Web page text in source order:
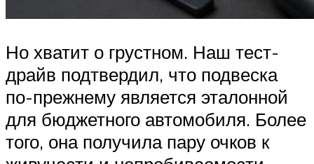
Но хватит о грустном. Наш тест-
драйв подтвердил, что подвеска
по-прежнему является эталонной
для бюджетного автомобиля. Более
того, она получила пару очков к